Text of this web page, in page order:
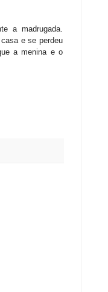
a madrugada.
e se perdeu
a menina e o